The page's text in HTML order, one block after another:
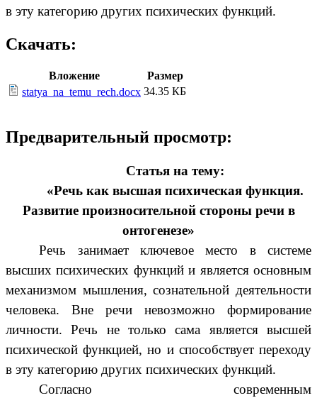
в эту категорию других психических функций.
Скачать:
Вложение
Размер
statya_na_temu_rech.docx 34.35 КБ
Предварительный просмотр:
Статья на тему:
«Речь как высшая психическая функция.
Развитие произносительной стороны речи в
онтогенезе»
Речь занимает ключевое место в системе
высших психических функций и является основным
механизмом мышления, сознательной деятельности
человека. Вне речи невозможно формирование
личности. Речь не только сама является высшей
психической функцией, но и способствует переходу
в эту категорию других психических функций.
Согласно современным